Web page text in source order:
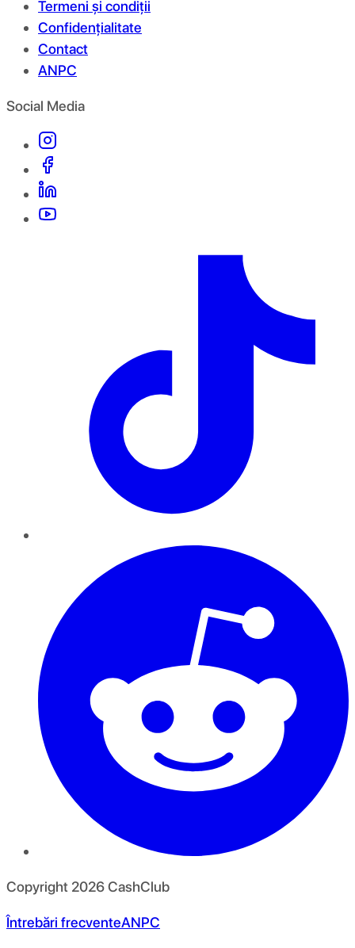
Termeni și condiții
Confidențialitate
Contact
ANPC
Social Media
Copyright 2026CashClub
Întrebări frecventeANPC